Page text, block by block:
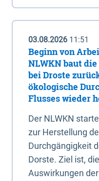
03.08.2026 11:51
Beginn von
NLWKN baut
bei Droste
ökologische
Flusses wieder
Der NLWKN
zur Herstellung
Durchgängigkeit
Dorste. Ziel ist,
Auswirkungen